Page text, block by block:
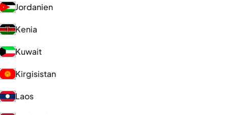
Jordanien
Kenia
Kuwait
Kirgisistan
Laos